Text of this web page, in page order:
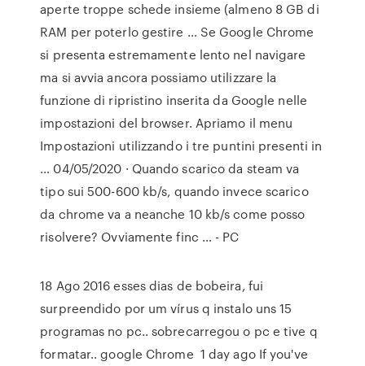
aperte troppe schede insieme (almeno 8 GB di
RAM per poterlo gestire … Se Google Chrome
si presenta estremamente lento nel navigare
ma si avvia ancora possiamo utilizzare la
funzione di ripristino inserita da Google nelle
impostazioni del browser. Apriamo il menu
Impostazioni utilizzando i tre puntini presenti in
… 04/05/2020 · Quando scarico da steam va
tipo sui 500-600 kb/s, quando invece scarico
da chrome va a neanche 10 kb/s come posso
risolvere? Ovviamente finc … - PC
18 Ago 2016 esses dias de bobeira, fui
surpreendido por um vírus q instalo uns 15
programas no pc.. sobrecarregou o pc e tive q
formatar.. google Chrome 1 day ago If you've